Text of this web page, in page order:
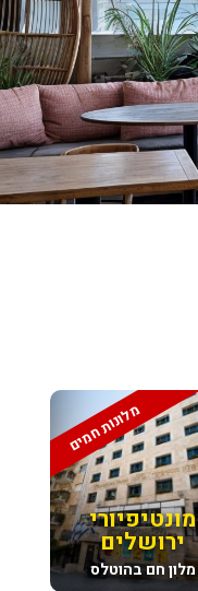
מלונות חמים
מונטיפיורי
ירושלים
מלון חם בהוטלס